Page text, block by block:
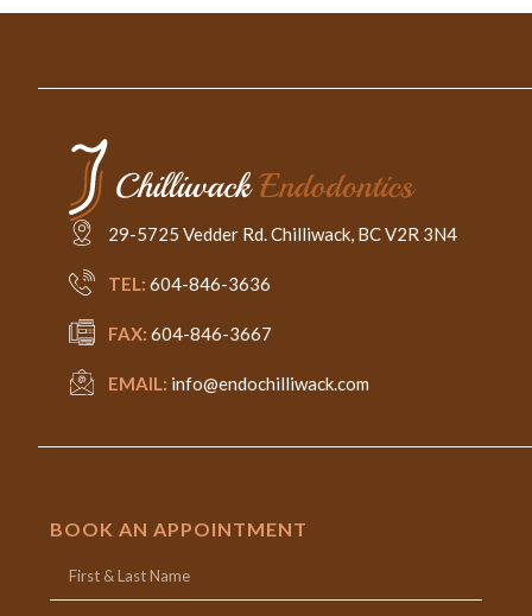
29-5725 Vedder Rd. Chilliwack, BC V2R 3N4
TEL: 604-846-3636
FAX: 604-846-3667
EMAIL: info@endochilliwack.com
BOOK AN APPOINTMENT